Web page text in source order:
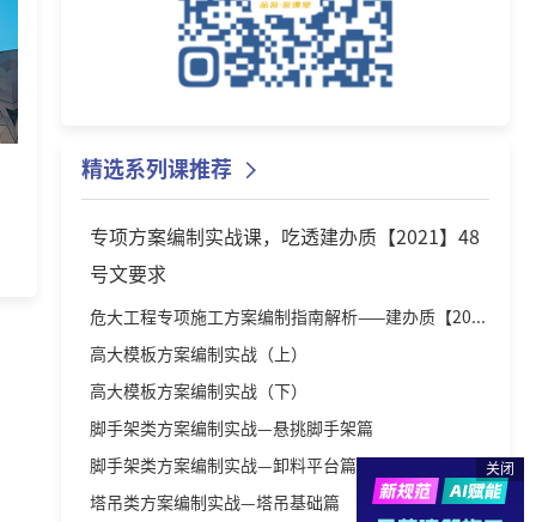
精选系列课推荐
专项方案编制实战课，吃透建办质【2021】48
号文要求
危大工程专项施工方案编制指南解析——建办质【2021】48号文
高大模板方案编制实战（上）
高大模板方案编制实战（下）
脚手架类方案编制实战—悬挑脚手架篇
脚手架类方案编制实战—卸料平台篇
塔吊类方案编制实战—塔吊基础篇
关闭